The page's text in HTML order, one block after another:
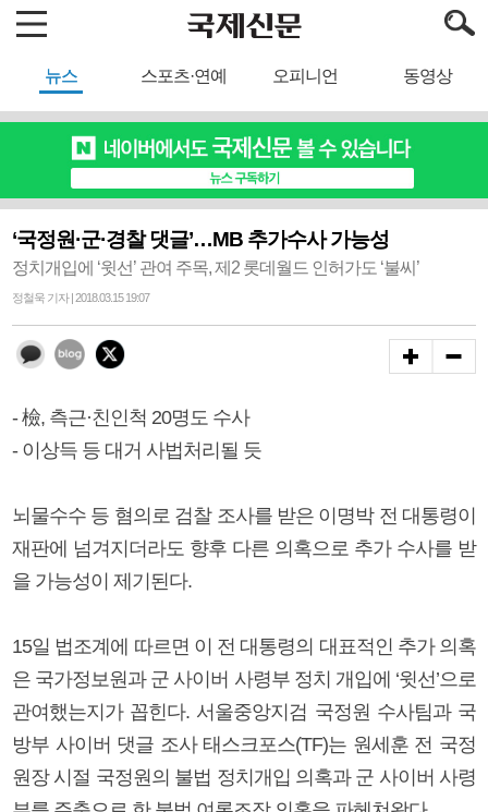
뉴스 스포츠·연예 오피니언 동영상
‘국정원·군·경찰 댓글’…MB 추가수사 가능성
정치개입에 ‘윗선’ 관여 주목, 제2 롯데월드 인허가도 ‘불씨’
정철욱 기자 | 2018.03.15 19:07
- 檢, 측근·친인척 20명도 수사
- 이상득 등 대거 사법처리될 듯
뇌물수수 등 혐의로 검찰 조사를 받은 이명박 전 대통령이
재판에 넘겨지더라도 향후 다른 의혹으로 추가 수사를 받
을 가능성이 제기된다.
15일 법조계에 따르면 이 전 대통령의 대표적인 추가 의혹
은 국가정보원과 군 사이버 사령부 정치 개입에 ‘윗선’으로
관여했는지가 꼽힌다. 서울중앙지검 국정원 수사팀과 국
방부 사이버 댓글 조사 태스크포스(TF)는 원세훈 전 국정
원장 시절 국정원의 불법 정치개입 의혹과 군 사이버 사령